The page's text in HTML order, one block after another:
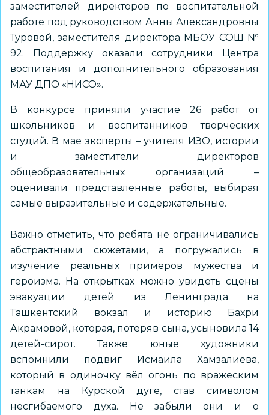
заместителей директоров по воспитательной
работе под руководством Анны Александровны
Туровой, заместителя директора МБОУ СОШ №
92. Поддержку оказали сотрудники Центра
воспитания и дополнительного образования
МАУ ДПО «НИСО».
В конкурсе приняли участие 26 работ от
школьников и воспитанников творческих
студий. В мае эксперты – учителя ИЗО, истории
и заместители директоров
общеобразовательных организаций –
оценивали представленные работы, выбирая
самые выразительные и содержательные.
Важно отметить, что ребята не ограничивались
абстрактными сюжетами, а погружались в
изучение реальных примеров мужества и
героизма. На открытках можно увидеть сцены
эвакуации детей из Ленинграда на
Ташкентский вокзал и историю Бахри
Акрамовой, которая, потеряв сына, усыновила 14
детей-сирот. Также юные художники
вспомнили подвиг Исмаила Хамзалиева,
который в одиночку вёл огонь по вражеским
танкам на Курской дуге, став символом
несгибаемого духа. Не забыли они и о